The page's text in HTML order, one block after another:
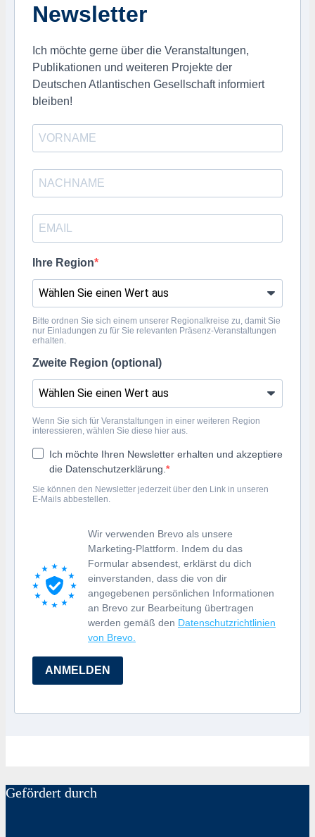
Newsletter
Ich möchte gerne über die Veranstaltungen,
Publikationen und weiteren Projekte der
Deutschen Atlantischen Gesellschaft informiert
bleiben!
Ihre Region
Bitte ordnen Sie sich einem unserer Regionalkreise zu, damit Sie
nur Einladungen zu für Sie relevanten Präsenz-Veranstaltungen
erhalten.
Zweite Region (optional)
Wenn Sie sich für Veranstaltungen in einer weiteren Region
interessieren, wählen Sie diese hier aus.
Ich möchte Ihren Newsletter erhalten und akzeptiere
die Datenschutzerklärung.
Sie können den Newsletter jederzeit über den Link in unseren
E‑Mails abbestellen.
Wir verwenden Brevo als unsere
Marketing-Plattform. Indem du das
Formular absendest, erklärst du dich
einverstanden, dass die von dir
angegebenen persönlichen Informationen
an Brevo zur Bearbeitung übertragen
werden gemäß den Datenschutzrichtlinien
von Brevo.
ANMELDEN
Gefördert durch